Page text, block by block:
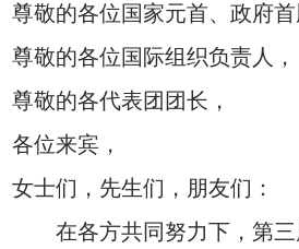
尊敬的各位国家元首、政府首
尊敬的各位国际组织负责人，
尊敬的各代表团团长，
各位来宾，
女士们，先生们，朋友们：
在各方共同努力下，第